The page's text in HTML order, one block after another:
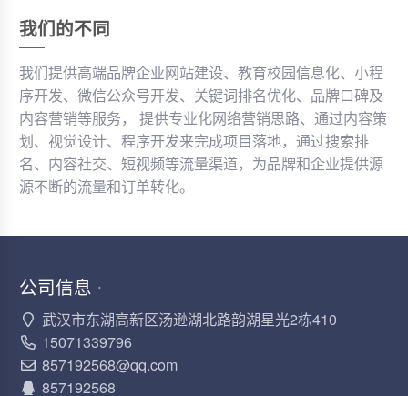
我们的不同
我们提供高端品牌企业网站建设、教育校园信息化、小程
序开发、微信公众号开发、关键词排名优化、品牌口碑及
内容营销等服务， 提供专业化网络营销思路、通过内容策
划、视觉设计、程序开发来完成项目落地，通过搜索排
名、内容社交、短视频等流量渠道，为品牌和企业提供源
源不断的流量和订单转化。
公司信息 ·
武汉市东湖高新区汤逊湖北路韵湖星光2栋410
15071339796
857192568@qq.com
857192568